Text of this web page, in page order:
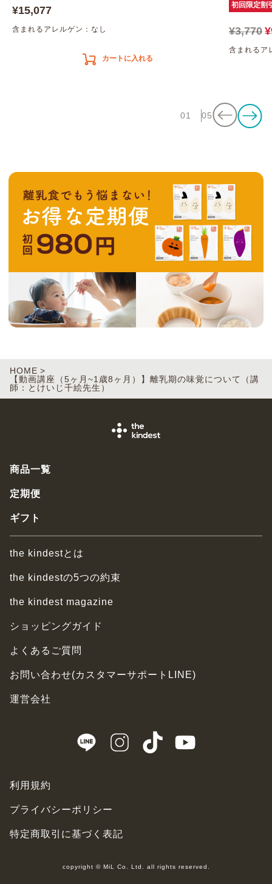
¥15,077
含まれるアレルゲン：なし
カートに入れる
初回限定割
¥3,770
含まれるア
01 05
HOME
【動画講座（5ヶ月~1歳8ヶ月）】離乳期の味覚について（講
師：とけいじ千絵先生）
商品一覧
定期便
ギフト
the kindestとは
the kindestの5つの約束
the kindest magazine
ショッピングガイド
よくあるご質問
お問い合わせ(カスタマーサポートLINE)
運営会社
利用規約
プライバシーポリシー
特定商取引に基づく表記
copyright © MiL Co. Ltd. all rights reserved.